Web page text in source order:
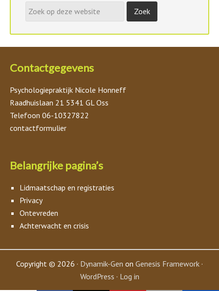
Contactgegevens
Psychologiepraktijk Nicole Honneff
Raadhuislaan 21 5341 GL Oss
Telefoon 06-10327822
contactformulier
Belangrijke pagina’s
Lidmaatschap en registraties
Privacy
Ontevreden
Achterwacht en crisis
Copyright © 2026 · Dynamik-Gen on Genesis Framework ·
WordPress · Log in